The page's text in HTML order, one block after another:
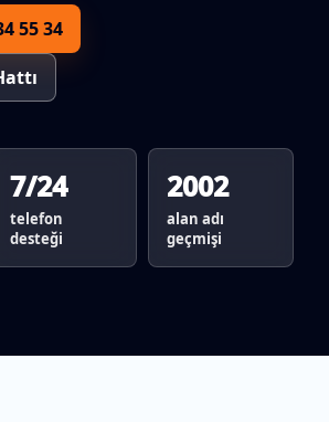
55 34
7/24
telefon
desteği
2002
alan adı
geçmişi